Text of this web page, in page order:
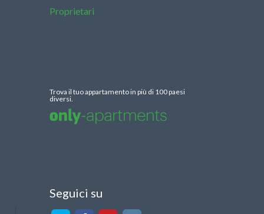
Proprietari
Trova il tuo appartamento in più di 100 paesi
diversi.
Seguici su